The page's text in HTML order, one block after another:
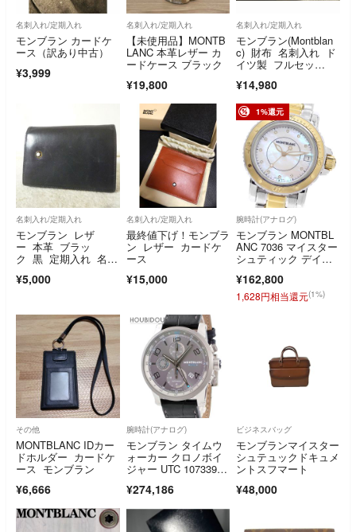
名刺入れ/定期入れ
モンブラン カードケ
ース（訳あり中古）
¥3,999
名刺入れ/定期入れ
【未使用品】MONTB
LANC 本革レザー カ
ードケース ブラック
¥19,800
名刺入れ/定期入れ
モンブラン(Montblan
c) 財布 名刺入れ ド
イツ製 フルセッ
¥14,980
名刺入れ/定期入れ
モンブラン レザ
ー 本革 ブラッ
ク 黒 定期入れ 名刺
¥5,000
名刺入れ/定期入れ
最終値下げ！モンブラ
ン レザー カードケ
ース
¥15,000
1%還元
腕時計(アナログ)
モンブラン MONTBL
ANC 7036 マイスター
シュティック デイ
ツ ボーイズ _957135
¥162,800
1,628円相当還元(1%)
その他
MONTBLANC IDカー
ドホルダー カードケ
ース モンブラン
¥6,666
腕時計(アナログ)
モンブラン タイムウ
ォーカー クロノボイ
ジャー UTC 107339 G
ド デイト 自動巻き メ
¥274,186
ビジネスバッグ
モンブランマイスター
シュテュックドキュメ
ントスフマート
¥48,000